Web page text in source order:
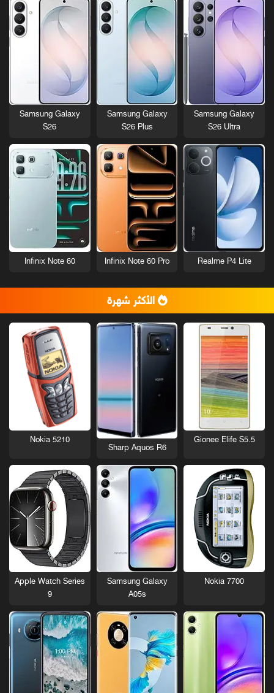
Samsung Galaxy
S26 Ultra
Samsung Galaxy
S26 Plus
Samsung Galaxy
S26
Realme P4 Lite
Infinix Note 60 Pro
Infinix Note 60
الأكثر شهرة
Gionee Elife S5.5
Sharp Aquos R6
Nokia 5210
Nokia 7700
Samsung Galaxy
A05s
Apple Watch Series
9